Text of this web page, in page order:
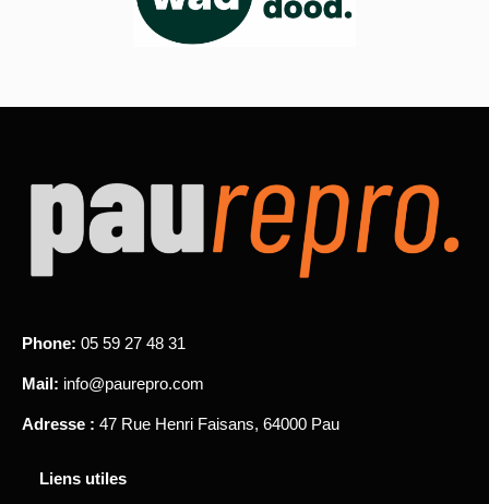
Phone: 05 59 27 48 31
Mail: info@paurepro.com
Adresse : 47 Rue Henri Faisans, 64000 Pau
Liens utiles